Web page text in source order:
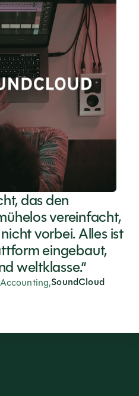
das den
vereinfacht,
vorbei. Alles ist
eingebaut,
weltklasse.“
SoundCloud